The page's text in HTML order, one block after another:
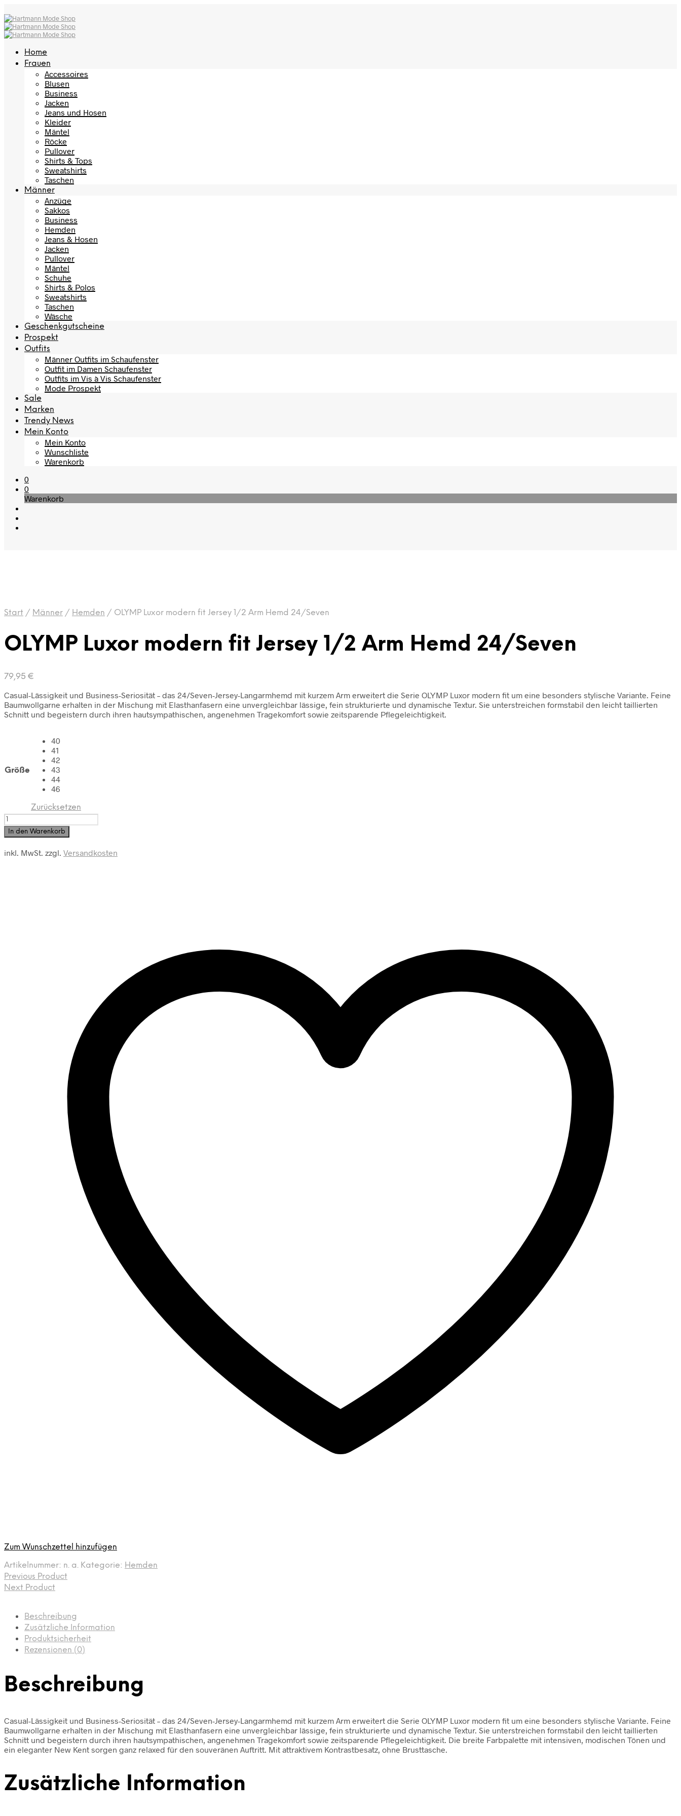
Home
Frauen
Accessoires
Blusen
Business
Jacken
Jeans und Hosen
Kleider
Mäntel
Röcke
Pullover
Shirts & Tops
Sweatshirts
Taschen
Männer
Anzüge
Sakkos
Business
Hemden
Jeans & Hosen
Jacken
Pullover
Mäntel
Schuhe
Shirts & Polos
Sweatshirts
Taschen
Wäsche
Geschenkgutscheine
Prospekt
Outfits
Männer Outfits im Schaufenster
Outfit im Damen Schaufenster
Outfits im Vis à Vis Schaufenster
Mode Prospekt
Sale
Marken
Trendy News
Mein Konto
Mein Konto
Wunschliste
Warenkorb
0
0
Warenkorb
Start / Männer / Hemden / OLYMP Luxor modern fit Jersey 1/2 Arm Hemd 24/Seven
OLYMP Luxor modern fit Jersey 1/2 Arm Hemd 24/Seven
79,95 €
Casual-Lässigkeit und Business-Seriosität – das 24/Seven-Jersey-Langarmhemd mit kurzem Arm erweitert die Serie OLYMP Luxor modern fit um eine besonders stylische Variante. Feine
Baumwollgarne erhalten in der Mischung mit Elasthanfasern eine unvergleichbar lässige, fein strukturierte und dynamische Textur. Sie unterstreichen formstabil den leicht taillierten
Schnitt und begeistern durch ihren hautsympathischen, angenehmen Tragekomfort sowie zeitsparende Pflegeleichtigkeit.
Größe
40
41
42
43
44
46
Zurücksetzen
OLYMP
Luxor
modern
Jersey
In den Warenkorb
inkl. MwSt. zzgl. Versandkosten
Zum Wunschzettel hinzufügen
Artikelnummer: n. a. Kategorie: Hemden
Previous Product
Next Product
Beschreibung
Zusätzliche Information
Produktsicherheit
Rezensionen (0)
Beschreibung
Casual-Lässigkeit und Business-Seriosität – das 24/Seven-Jersey-Langarmhemd mit kurzem Arm erweitert die Serie OLYMP Luxor modern fit um eine besonders stylische Variante. Feine
Baumwollgarne erhalten in der Mischung mit Elasthanfasern eine unvergleichbar lässige, fein strukturierte und dynamische Textur. Sie unterstreichen formstabil den leicht taillierten
Schnitt und begeistern durch ihren hautsympathischen, angenehmen Tragekomfort sowie zeitsparende Pflegeleichtigkeit. Die breite Farbpalette mit intensiven, modischen Tönen und
ein eleganter New Kent sorgen ganz relaxed für den souveränen Auftritt. Mit attraktivem Kontrastbesatz, ohne Brusttasche.
Zusätzliche Information